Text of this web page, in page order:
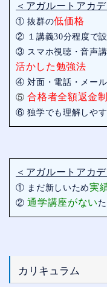
＜アガルートアカ
① 抜群の低価格
② １講義30分程度で
③ スマホ視聴・音声
活かした勉強法
④ 対面・電話・メー
⑤合格者全額返金
⑥ 独学でも理解しや
＜アガルートアカ
① まだ新しいため実
②通学講座がない
カリキュラム